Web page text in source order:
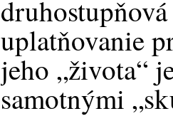
uplatňovanie
jeho „života“
samotnými